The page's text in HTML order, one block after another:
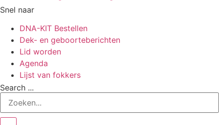
Snel naar
DNA-KIT Bestellen
Dek- en geboorteberichten
Lid worden
Agenda
Lijst van fokkers
Search ...